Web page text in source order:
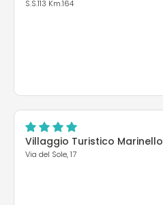
S.S.113 Km.164
Villaggio Turistico Marinello
Via del Sole, 17